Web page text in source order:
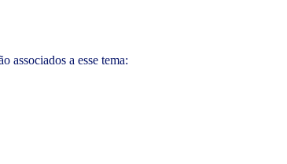
associados a esse tema: